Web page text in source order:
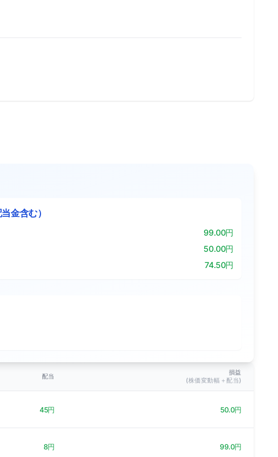
金含む）
99.00円
50.00円
74.50円
配当
損益
(株価変動幅＋配当)
45円 50.0円
8円 99.0円